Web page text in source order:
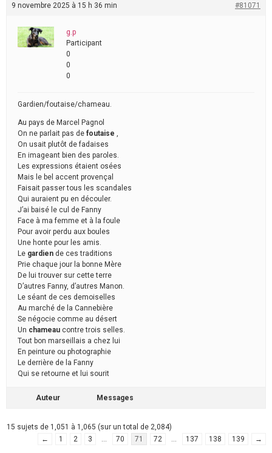
9 novembre 2025 à 15 h 36 min #81071
g.p
Participant
0
0
0
Gardien/foutaise/chameau.
Au pays de Marcel Pagnol
On ne parlait pas de foutaise ,
On usait plutôt de fadaises
En imageant bien des paroles.
Les expressions étaient osées
Mais le bel accent provençal
Faisait passer tous les scandales
Qui auraient pu en découler.
J’ai baisé le cul de Fanny
Face à ma femme et à la foule
Pour avoir perdu aux boules
Une honte pour les amis.
Le gardien de ces traditions
Prie chaque jour la bonne Mère
De lui trouver sur cette terre
D’autres Fanny, d’autres Manon.
Le séant de ces demoiselles
Au marché de la Cannebière
Se négocie comme au désert
Un chameau contre trois selles.
Tout bon marseillais a chez lui
En peinture ou photographie
Le derrière de la Fanny
Qui se retourne et lui sourit
Auteur Messages
15 sujets de 1,051 à 1,065 (sur un total de 2,084)
←
1 2 3 … 70 71 72 … 137 138 139 →